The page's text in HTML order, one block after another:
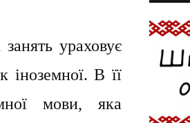
ураховує
іноземної. В її
мови, яка